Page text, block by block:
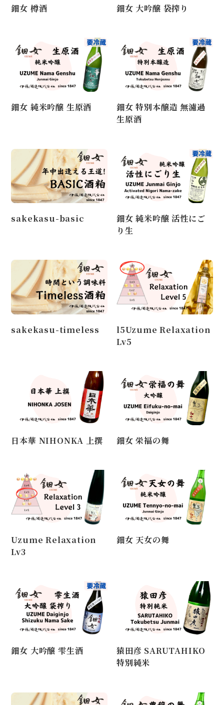
鈿女 樽酒 鈿女 大吟醸 袋搾り
鈿女 純米吟醸 生原酒
鈿女 特別本醸造 無濾過
生原酒
sakekasu-basic
鈿女 純米吟醸 活性にご
り生
sakekasu-timeless
l5Uzume Relaxation
Lv5
日本華 NIHONKA 上撰 鈿女 栄福の舞
Uzume Relaxation
Lv3
鈿女 天女の舞
鈿女 大吟醸 雫生酒
猿田彦 SARUTAHIKO
特別純米